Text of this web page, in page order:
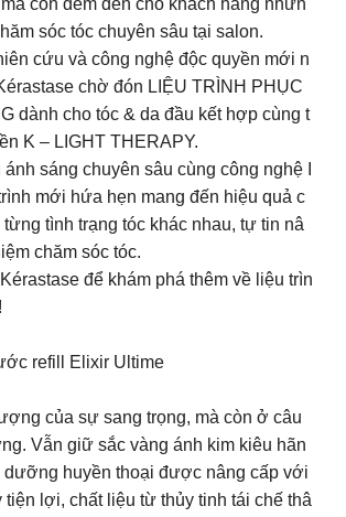
sóc tóc chuyên sâu tại salon.
cứu và công nghệ độc quyền mới n
chờ đón LIỆU TRÌNH PHỤC
dành cho tóc & da đầu kết hợp cùng t
K – LIGHT THERAPY.
sáng chuyên sâu cùng công nghệ I
mới hứa hẹn mang đến hiệu quả c
từng tình trạng tóc khác nhau, tự tin nâ
chăm sóc tóc.
để khám phá thêm về liệu trìn
refill Elixir Ultime
của sự sang trọng, mà còn ở câu
Vẫn giữ sắc vàng ánh kim kiêu hãn
dưỡng huyền thoại được nâng cấp với
tiện lợi, chất liệu từ thủy tinh tái chế thâ